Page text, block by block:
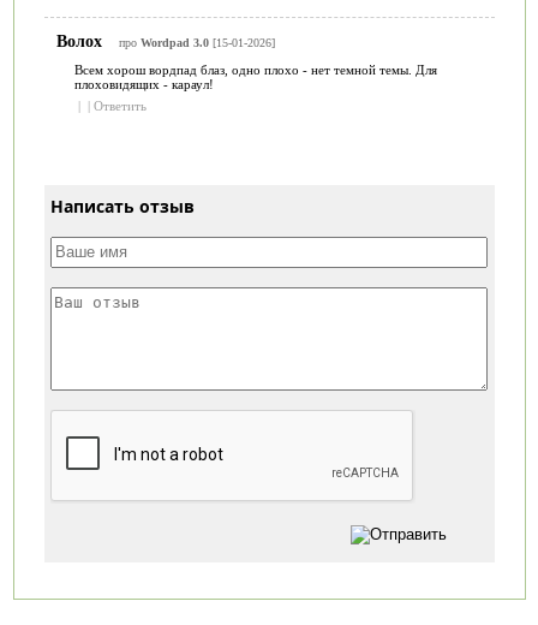
Волох про Wordpad 3.0[15-01-2026]
Всем хорош вордпад блаз, одно плохо - нет темной темы. Для
плоховидящих - караул!
| | Ответить
Написать отзыв